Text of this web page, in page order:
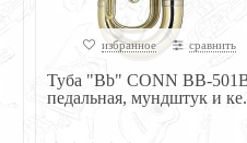
избранное сравнить
Туба "Bb" CONN BB-
педальная, мундштук и